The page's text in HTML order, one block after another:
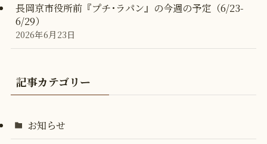
長岡京市役所前『プチ･ラパン』の今週の予定（6/23-
6/29）
2026年6月23日
記事カテゴリー
お知らせ